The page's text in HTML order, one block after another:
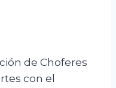
de Choferes
con el